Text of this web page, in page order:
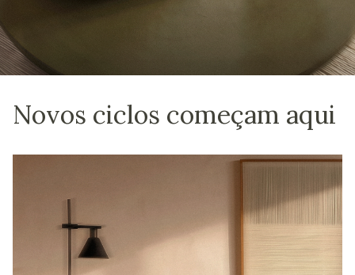
Novos ciclos começam aqui